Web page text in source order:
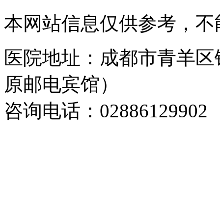
本网站信息仅供参考，
医院地址：成都市青羊
原邮电宾馆）
咨询电话：02886129902